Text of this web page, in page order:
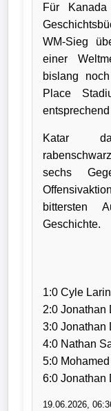
Für
WM-Sieg
einer
bislang
Place
Katar
sechs
bittersten
Geschichte.
1:0 Cyle
2:0 Jonathan
3:0 Jonathan
4:0 Nathan
5:0
6:0 Jonathan
19.06.2026,